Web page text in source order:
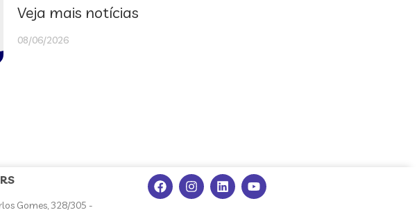
Veja mais notícias
08/06/2026
Gomes, 328/305 -